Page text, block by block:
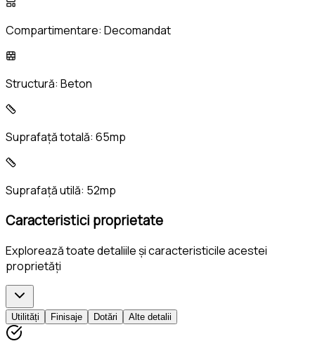
Compartimentare: Decomandat
Structură: Beton
Suprafață totală: 65mp
Suprafață utilă: 52mp
Caracteristici proprietate
Explorează toate detaliile și caracteristicile acestei
proprietăți
Utilități Finisaje Dotări Alte detalii